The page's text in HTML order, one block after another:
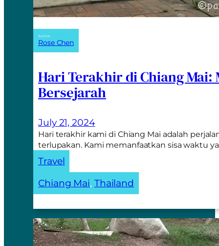
Author:
Rose Chen
Hari Terakhir di Chiang Mai:
Bersejarah
July 21, 2024
Hari terakhir kami di Chiang Mai adalah
terlupakan. Kami memanfaatkan sisa waktu
Travel
Chiang Mai, Thailand